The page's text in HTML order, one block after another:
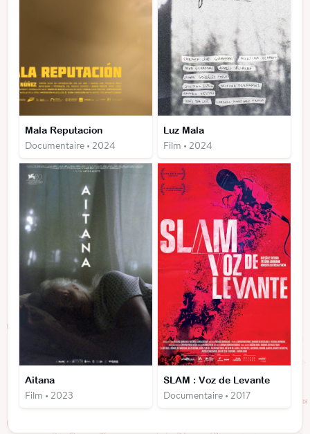
Mala Reputacion
Documentaire • 2024
Luz Mala
Film • 2024
Aitana
Film • 2023
SLAM : Voz de Levante
Documentaire • 2017